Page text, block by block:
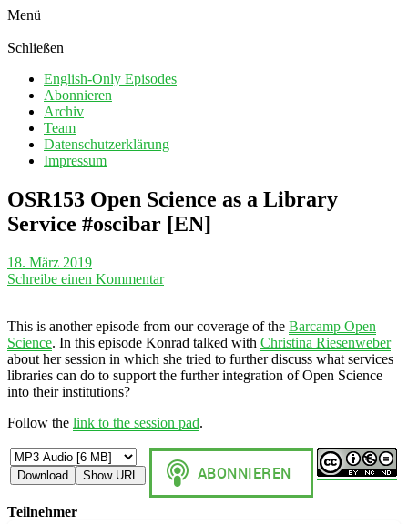
Menü
Schließen
English-Only Episodes
Abonnieren
Archiv
Team
Datenschutzerklärung
Impressum
OSR153 Open Science as a Library
Service #oscibar [EN]
18. März 2019
Schreibe einen Kommentar
This is another episode from our coverage of the Barcamp Open
Science. In this episode Konrad talked with Christina Riesenweber
about her session in which she tried to further discuss what services
libraries can do to support the further integration of Open Science
into their institutions?
Follow the link to the session pad.
Download Show URL
Teilnehmer